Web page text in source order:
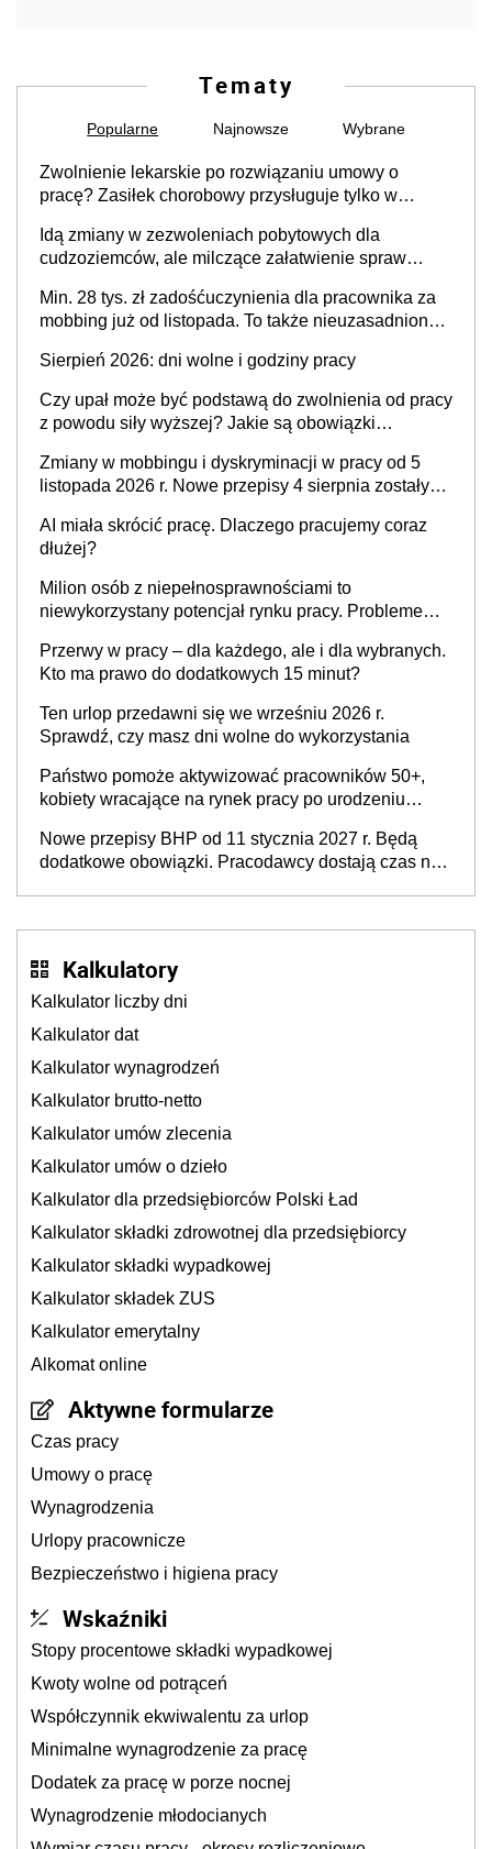
Tematy
Popularne Najnowsze Wybrane
Zwolnienie lekarskie po rozwiązaniu umowy o
pracę? Zasiłek chorobowy przysługuje tylko w
stosunku pracy
Idą zmiany w zezwoleniach pobytowych dla
cudzoziemców, ale milczące załatwienie spraw
Min. 28 tys. zł zadośćuczynienia dla pracownika za
mobbing już od listopada. To także nieuzasadniona
Sierpień 2026: dni wolne i godziny pracy
Czy upał może być podstawą do zwolnienia od pracy
z powodu siły wyższej? Jakie są obowiązki
Zmiany w mobbingu i dyskryminacji w pracy od 5
listopada 2026 r. Nowe przepisy 4 sierpnia zostały
AI miała skrócić pracę. Dlaczego pracujemy coraz
dłużej?
Milion osób z niepełnosprawnościami to
niewykorzystany potencjał rynku pracy. Problemem
refundacji, ale bariery po stronie systemu i
świadomości pracodawców [WYWIAD]
Przerwy w pracy – dla każdego, ale i dla wybranych.
Kto ma prawo do dodatkowych 15 minut?
Ten urlop przedawni się we wrześniu 2026 r.
Sprawdź, czy masz dni wolne do wykorzystania
Państwo pomoże aktywizować pracowników 50+,
kobiety wracające na rynek pracy po urodzeniu
neuroatypowe. Powstanie Fundusz na rzecz
Inkluzywności w Zatrudnianiu?
Nowe przepisy BHP od 11 stycznia 2027 r. Będą
dodatkowe obowiązki. Pracodawcy dostają czas na
Kalkulatory
Kalkulator liczby dni
Kalkulator dat
Kalkulator wynagrodzeń
Kalkulator brutto-netto
Kalkulator umów zlecenia
Kalkulator umów o dzieło
Kalkulator dla przedsiębiorców Polski Ład
Kalkulator składki zdrowotnej dla przedsiębiorcy
Kalkulator składki wypadkowej
Kalkulator składek ZUS
Kalkulator emerytalny
Alkomat online
Aktywne formularze
Czas pracy
Umowy o pracę
Wynagrodzenia
Urlopy pracownicze
Bezpieczeństwo i higiena pracy
Wskaźniki
Stopy procentowe składki wypadkowej
Kwoty wolne od potrąceń
Współczynnik ekwiwalentu za urlop
Minimalne wynagrodzenie za pracę
Dodatek za pracę w porze nocnej
Wynagrodzenie młodocianych